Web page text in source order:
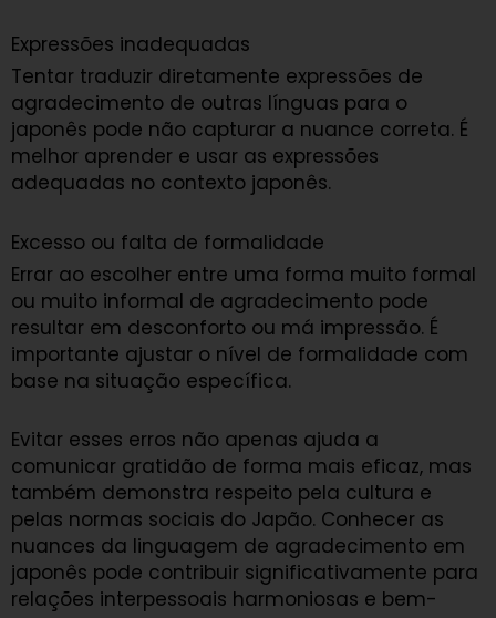
Expressões inadequadas
Tentar traduzir diretamente expressões de
agradecimento de outras línguas para o
japonês pode não capturar a nuance correta. É
melhor aprender e usar as expressões
adequadas no contexto japonês.
Excesso ou falta de formalidade
Errar ao escolher entre uma forma muito formal
ou muito informal de agradecimento pode
resultar em desconforto ou má impressão. É
importante ajustar o nível de formalidade com
base na situação específica.
Evitar esses erros não apenas ajuda a
comunicar gratidão de forma mais eficaz, mas
também demonstra respeito pela cultura e
pelas normas sociais do Japão. Conhecer as
nuances da linguagem de agradecimento em
japonês pode contribuir significativamente para
relações interpessoais harmoniosas e bem-